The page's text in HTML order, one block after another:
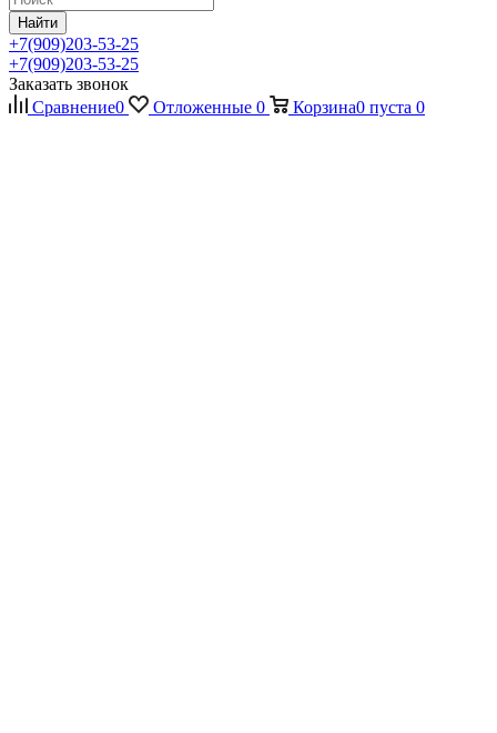
Найти
+7(909)203-53-25
+7(909)203-53-25
Заказать звонок
Сравнение0 Отложенные 0 Корзина0 пуста 0